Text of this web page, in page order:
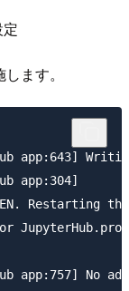
ます。
app:643]
app:304]
Restarting
app:757]